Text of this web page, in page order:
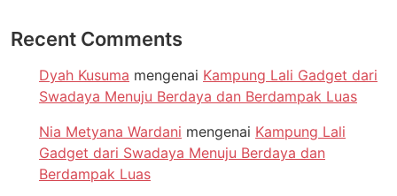
Recent Comments
Dyah Kusuma mengenai Kampung Lali Gadget dari
Swadaya Menuju Berdaya dan Berdampak Luas
Nia Metyana Wardani mengenai Kampung Lali
Gadget dari Swadaya Menuju Berdaya dan
Berdampak Luas